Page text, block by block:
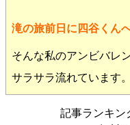
滝の旅前日に四谷くん
そんな私のアンビバレ
サラサラ流れています。
記事ランキン